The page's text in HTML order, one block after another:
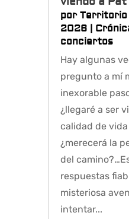
por Territorio
2026|
conciertos
Hay algunas
pregunto a mí
inexorable
¿llegaré a ser
calidad de
¿merecerá la
del
respuestas
misteriosa
intentar...